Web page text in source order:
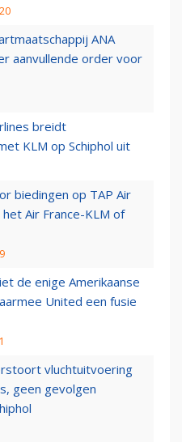
ANA
aanvullende order voor
breidt
KLM op Schiphol uit
biedingen op TAP Air
Air France-KLM of
de enige Amerikaanse
United een fusie
vluchtuitvoering
geen gevolgen